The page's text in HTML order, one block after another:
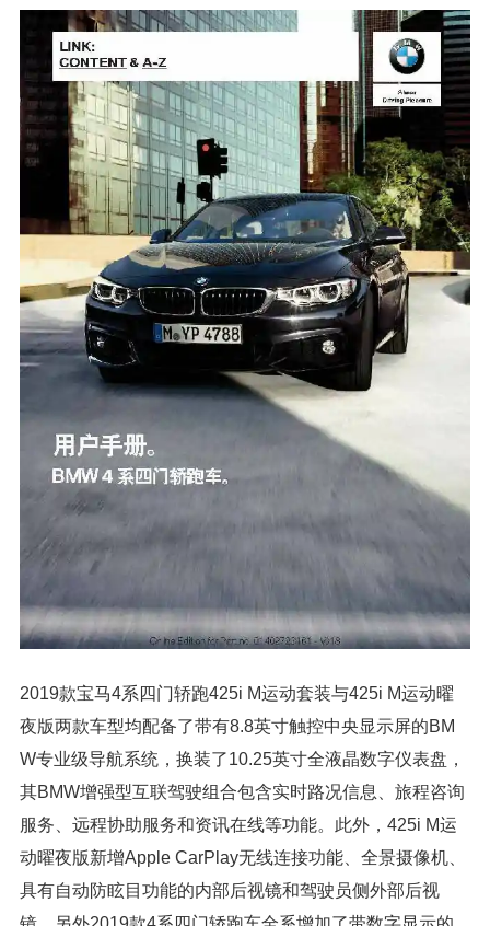
2019款宝马4系四门轿跑425i M运动套装与425i M运动曜
夜版两款车型均配备了带有8.8英寸触控中央显示屏的BM
W专业级导航系统，换装了10.25英寸全液晶数字仪表盘，
其BMW增强型互联驾驶组合包含实时路况信息、旅程咨询
服务、远程协助服务和资讯在线等功能。此外，425i M运
动曜夜版新增Apple CarPlay无线连接功能、全景摄像机、
具有自动防眩目功能的内部后视镜和驾驶员侧外部后视